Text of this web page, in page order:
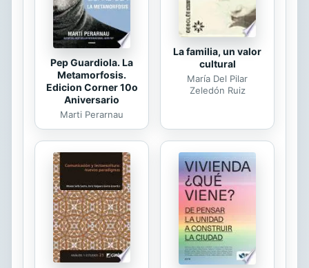
da ...
Pep Guardiola. La
Metamorfosis.
Edicion Corner 10o
Aniversario
Marti Perarnau
La familia, un valor
cultural
María Del Pilar
Zeledón Ruiz